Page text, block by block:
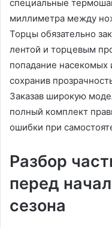
специальные
миллиметра между
Торцы обязательно
лентой и торцевым
попадание насекомых
сохранив
Заказав широкую
полный комплект
ошибки при
Разбор
перед
сезона